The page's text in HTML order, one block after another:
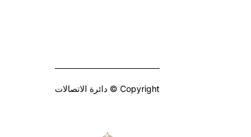
Copyright © دائرة الاتصالات